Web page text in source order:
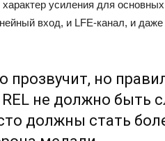
усиления для
вход, и LFE-канал, и
прозвучит, но
REL не должно быть
должны стать